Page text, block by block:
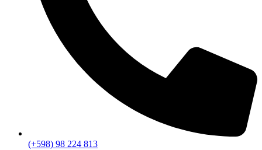
(+598) 98 224 813